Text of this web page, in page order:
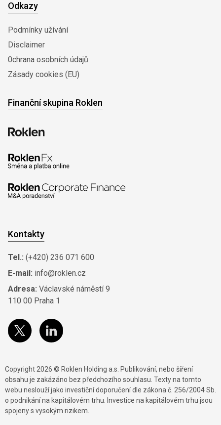
Odkazy
Podmínky užívání
Disclaimer
0chrana osobních údajů
Zásady cookies (EU)
Finanční skupina Roklen
Kontakty
Tel.: (+420) 236 071 600
E-mail: info@roklen.cz
Adresa: Václavské náměstí 9
110 00 Praha 1
Copyright 2026 © Roklen Holding a.s. Publikování, nebo šíření
obsahu je zakázáno bez předchozího souhlasu. Texty na tomto
webu neslouží jako investiční doporučení dle zákona č. 256/2004 Sb.
o podnikání na kapitálovém trhu. Investice na kapitálovém trhu jsou
spojeny s vysokým rizikem.